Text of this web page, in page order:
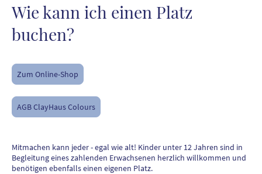
Wie kann ich einen Platz
buchen?
Zum Online-Shop
AGB ClayHaus Colours
Mitmachen kann jeder - egal wie alt! Kinder unter 12 Jahren sind in
Begleitung eines zahlenden Erwachsenen herzlich willkommen und
benötigen ebenfalls einen eigenen Platz.